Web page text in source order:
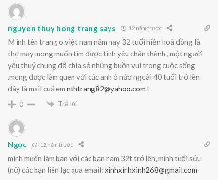
nguyen thuy hong trang says 12 năm trước
M ình tên trang o việt nam năm nay 32 tuổi hiền hoà đồng là
thợ may mong muốn tìm được tình yêu chân thành , một người
yêu thuỷ chung để chia sẻ những buồn vui trong cuộc sống
.mong được làm quen với các anh ỏ nứơ ngoài 40 tuổi trở lên
đây là mail cuả em nthtrang82@yahoo.com !
0 Trả lời
Ngọc 12 năm trước
mình muốn làm bạn với các bạn nam 32t trở lên, mình tuổi sửu
(nữ) các bạn liên lạc qua email: xinhxinhxinh268@gmail.com